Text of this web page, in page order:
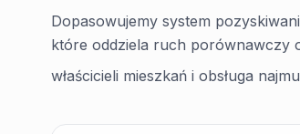
Dopasowujemy system
które oddziela ruch porównawczy
właścicieli mieszkań i obsługa